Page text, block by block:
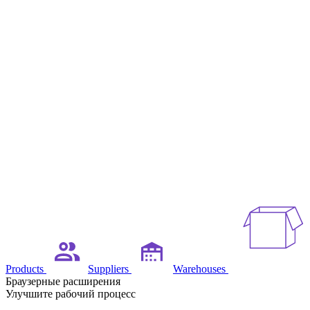
Products Suppliers Warehouses
Браузерные расширения
Улучшите рабочий процесс